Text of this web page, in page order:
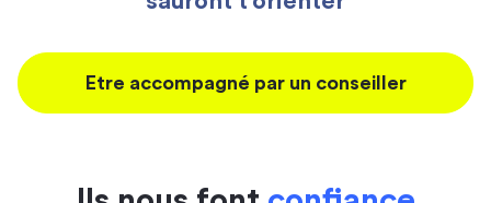
Etre accompagné par un conseiller